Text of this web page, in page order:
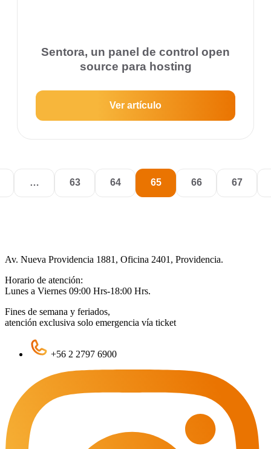
Sentora, un panel de control open
source para hosting
Ver artículo
… 63 64 65 66 67
Av. Nueva Providencia 1881, Oficina 2401, Providencia.
Horario de atención:
Lunes a Viernes 09:00 Hrs-18:00 Hrs.
Fines de semana y feriados,
atención exclusiva solo emergencia vía ticket
+56 2 2797 6900